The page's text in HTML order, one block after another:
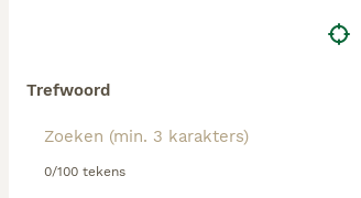
Trefwoord
0/100 tekens